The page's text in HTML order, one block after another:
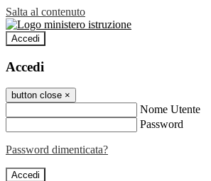
Salta al contenuto
Accedi
Accedi
button close ×
Nome Utente
Password
Password dimenticata?